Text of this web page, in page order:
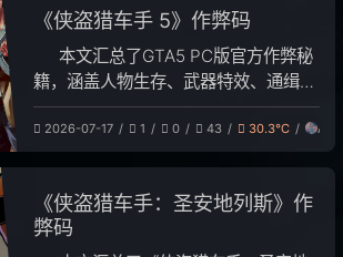
理资源的系统软件（如操作系统、驱
动）和满足特定需求的应用软件。计算
机通过输入设备接收数据，经CPU处理
后由输出设备展示，由软件统筹协调全
系统运行。
《侠盗猎车手 5》作弊码
本文汇总了GTA5 PC版官方作弊秘
籍，涵盖人物生存、武器特效、通缉控
制、天气物理及载具召唤五大功能。玩
家在单机模式下按“~”键输入代码即可
激活。需注意，无敌效果仅持续5分
输入可取消。此外，文章明确指出游戏
不存在直接获取金钱、无限子弹等官方
2026-07-17 1 0 43 30.3℃
《侠盗猎车手：圣安地列斯》作
弊码